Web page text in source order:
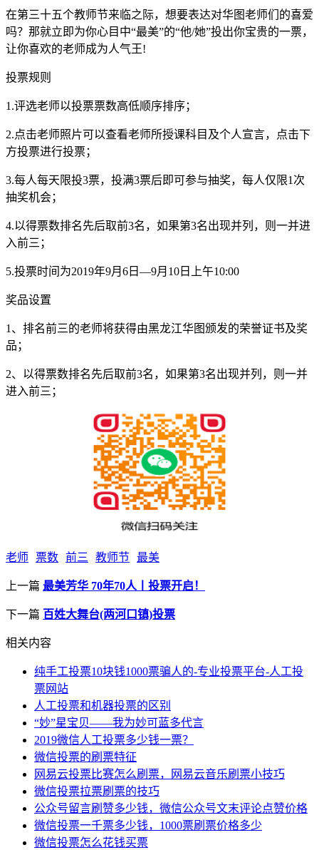
在第三十五个教师节来临之际，想要表达对华图老师们的喜爱
吗？那就立即为你心目中“最美”的“他/她”投出你宝贵的一票，
让你喜欢的老师成为人气王!
投票规则
1.评选老师以投票票数高低顺序排序；
2.点击老师照片可以查看老师所授课科目及个人宣言，点击下
方投票进行投票；
3.每人每天限投3票，投满3票后即可参与抽奖，每人仅限1次
抽奖机会；
4.以得票数排名先后取前3名，如果第3名出现并列，则一并进
入前三；
5.投票时间为2019年9月6日—9月10日上午10:00
奖品设置
1、排名前三的老师将获得由黑龙江华图颁发的荣誉证书及奖
品；
2、以得票数排名先后取前3名，如果第3名出现并列，则一并
进入前三；
老师 票数 前三 教师节 最美
上一篇 最美芳华 70年70人丨投票开启！
下一篇 百姓大舞台(两河口镇)投票
相关内容
纯手工投票10块钱1000票骗人的-专业投票平台-人工投
票网站
人工投票和机器投票的区别
“妙”星宝贝——我为妙可蓝多代言
2019微信人工投票多少钱一票？
微信投票的刷票特征
网易云投票比赛怎么刷票，网易云音乐刷票小技巧
微信投票拉票刷票的技巧
公众号留言刷赞多少钱，微信公众号文末评论点赞价格
微信投票一千票多少钱，1000票刷票价格多少
微信投票怎么花钱买票